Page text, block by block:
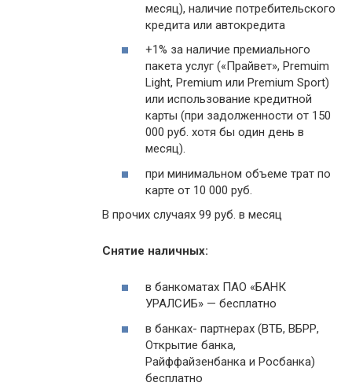
месяц), наличие потребительского
кредита или автокредита
+1% за наличие премиального
пакета услуг («Прайвет», Premuim
Light, Premium или Premium Sport)
или использование кредитной
карты (при задолженности от 150
000 руб. хотя бы один день в
месяц).
при минимальном объеме трат по
карте от 10 000 руб.
В прочих случаях 99 руб. в месяц
Снятие наличных:
в банкоматах ПАО «БАНК
УРАЛСИБ» — бесплатно
в банках- партнерах (ВТБ, ВБРР,
Открытие банка,
Райффайзенбанка и Росбанка)
бесплатно